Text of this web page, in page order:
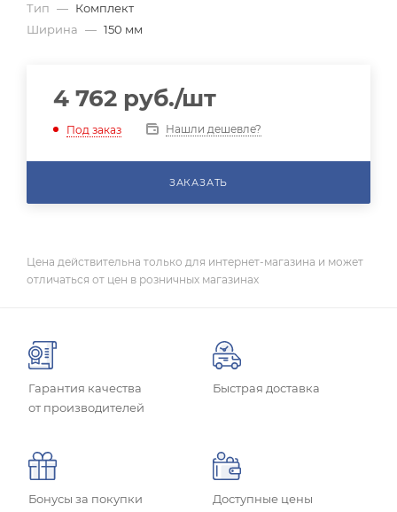
Тип — Комплект
Ширина — 150 мм
4 762 руб./шт
Под заказ Нашли дешевле?
ЗАКАЗАТЬ
Цена действительна только для интернет-магазина и может
отличаться от цен в розничных магазинах
Гарантия качества
от производителей
Быстрая доставка
Бонусы за покупки Доступные цены